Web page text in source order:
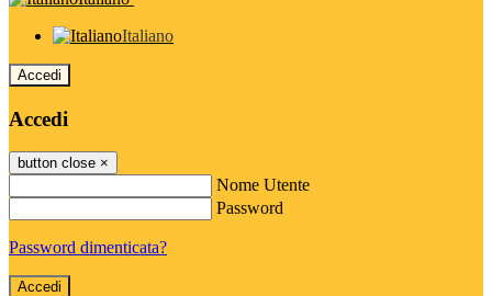
Italiano
Accedi
Accedi
button close ×
Nome Utente
Password
Password dimenticata?